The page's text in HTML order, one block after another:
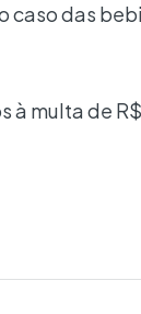
caso das
multa de